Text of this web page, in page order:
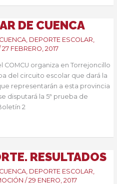
DE CUENCA
DEPORTE ESCOLAR
27 FEBRERO, 2017
organiza en Torrejoncillo
del circuito escolar que dará la
representarán a esta provincia
disputará la 5ª prueba de
2
RESULTADOS
, DEPORTE ESCOLAR,
/ 29 ENERO, 2017